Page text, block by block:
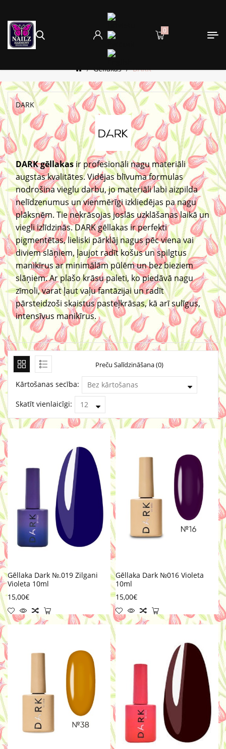
0
Gēllakas DARK
DARK
DARK gēllakasir profesionāli nagu materiāli
augstas kvalitātes. Vidējas blīvuma formulas
nodrošina vieglu darbu, jo materiāli labi aizpilda
nelīdzenumus un vienmērīgi izkliedējas pa nagu
plāksnēm. Tie nekrāsojas joslās uzklāšanas laikā un
viegli izlīdzinās. DARK gēllakas ir perfekti
pigmentētas, lieliski pārklāj nagus pēc viena vai
diviem slāņiem, ļaujot radīt košus un spilgtus
manikīrus ar minimālām pūlēm un bez bieziem
slāņiem. Ar plašo krāsu paleti, ko piedāvā nagu
zīmoli, varat ļaut vaļu fantāzijai un radīt
pārsteidzoši skaistus pasteļkrāsas, kā arī sulīgus,
intensīvus manikīrus.
Preču Salīdzināšana (0)
Kārtošanas secība:
Skatīt vienlaicīgi:
Gēllaka Dark №.019 Zilgani
Violeta 10ml
15,00€
Gēllaka Dark №016 Violeta
10ml
15,00€